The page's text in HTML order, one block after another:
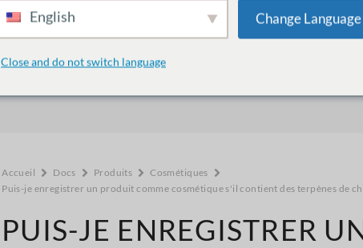
Comment pouvons-nous vous aider ?
Accueil Docs Produits
Cosmétiques
Puis-je enregistrer un produit comme cosmétique s'il contient des terpènes de
PUIS-JE ENREGISTRER
English Change Language
Close and do not switch language